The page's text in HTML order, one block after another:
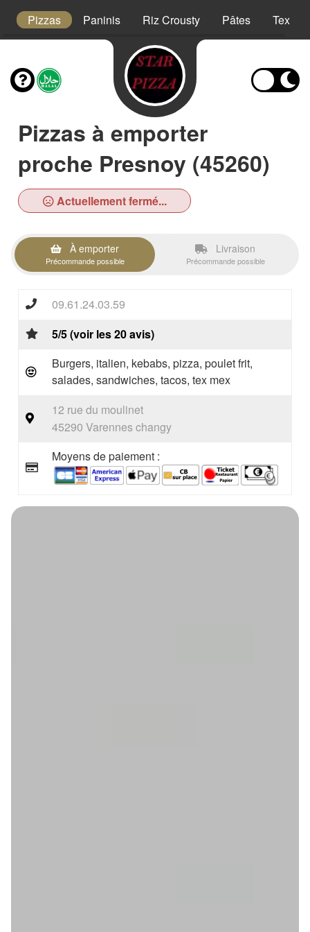
Pizzas Paninis Riz Crousty Pâtes Tex
Pizzas à emporter
proche Presnoy (45260)
Actuellement fermé...
À emporter
Précommande possible
Livraison
Précommande possible
09.61.24.03.59
5/5 (voir les 20 avis)
Burgers, italien, kebabs, pizza, poulet frit,
salades, sandwiches, tacos, tex mex
12 rue du moulinet
45290 Varennes changy
Moyens de paiement :